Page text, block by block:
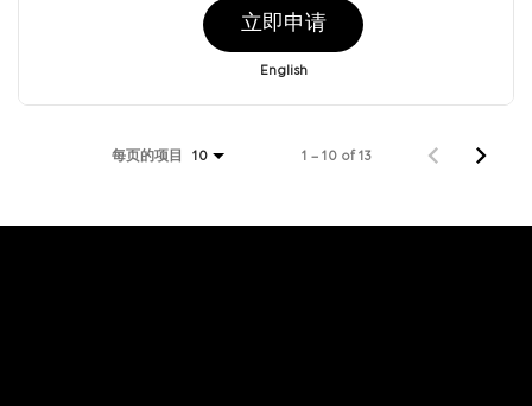
立即申请
English
每页的项目 10 1 – 10 of 13